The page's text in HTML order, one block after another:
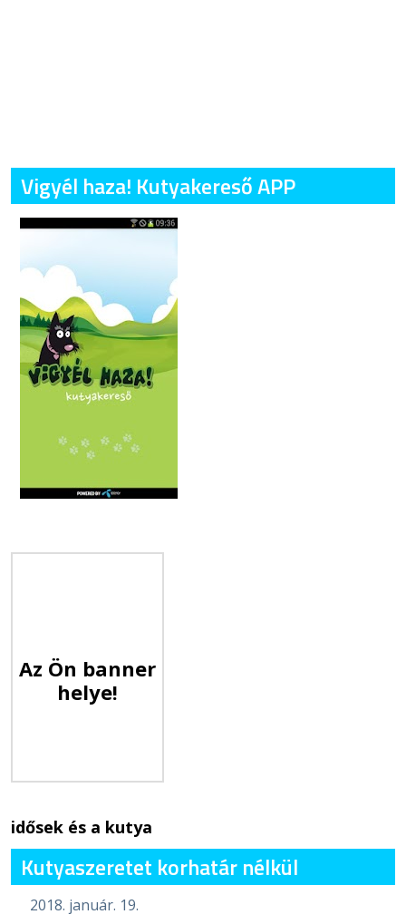
Vigyél haza! Kutyakereső APP
Az Ön banner
helye!
idősek és a kutya
Kutyaszeretet korhatár nélkül
2018. január. 19.